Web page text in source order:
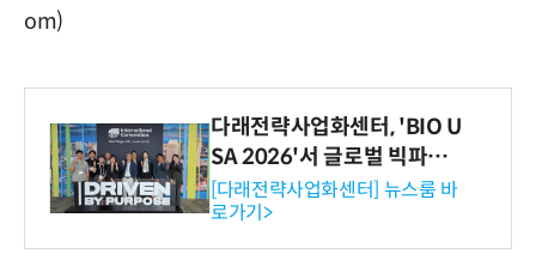
om)
다래전략사업화센터, 'BIO U
SA 2026'서 글로벌 빅파마
와의 비즈니스 미팅 지원…K
-바이오 해외 진출 교두보 확
보
[다래전략사업화센터] 뉴스룸 바
로가기>